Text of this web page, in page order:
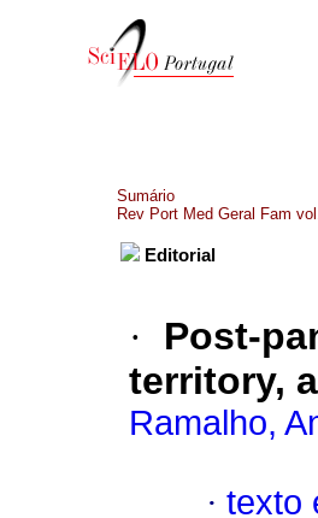
Sumário
Rev Port Med Geral Fam
Editorial
·
Post-
territory,
Ramalho,
· texto